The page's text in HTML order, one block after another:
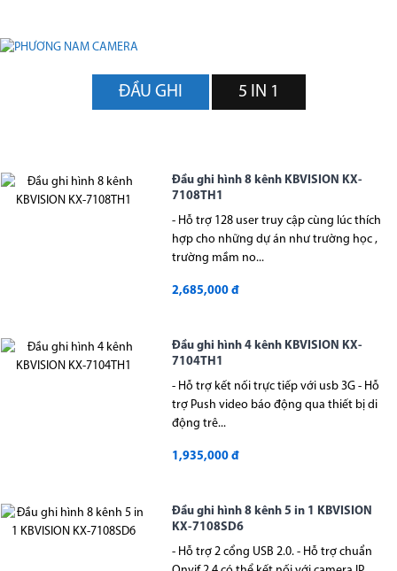
ĐẦU GHI 5 IN 1
Đầu ghi hình 8 kênh KBVISION KX-
7108TH1
- Hỗ trợ 128 user truy cập cùng lúc thích
hợp cho những dự án như trường học ,
trường mầm no...
2,685,000 đ
Đầu ghi hình 4 kênh KBVISION KX-
7104TH1
- Hỗ trợ kết nối trực tiếp với usb 3G - Hỗ
trợ Push video báo động qua thiết bị di
động trê...
1,935,000 đ
Đầu ghi hình 8 kênh 5 in 1 KBVISION
KX-7108SD6
- Hỗ trợ 2 cổng USB 2.0. - Hỗ trợ chuẩn